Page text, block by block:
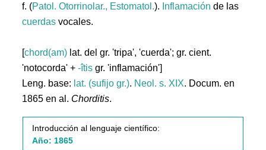
f. (Patol. Otorrinolar., Estomatol.). Inflamación de las
cuerdas vocales.
[chord(am) lat. del gr. 'tripa', 'cuerda'; gr. cient.
'notocorda' +-îtis gr. 'inflamación']
Leng. base: lat. (sufijo gr.). Neol. s. XIX. Docum. en
1865 en al. Chorditis.
Introducción al lenguaje científico:
Año: 1865